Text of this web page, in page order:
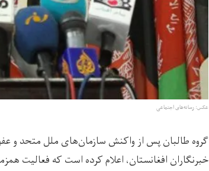
عکس: رسانه‌های اجتماعی
گروه طالبان پس از واکنش‌ سازمان‌های ملل متحد و
خبرنگاران افغانستان، اعلام کرده است که فعالیت